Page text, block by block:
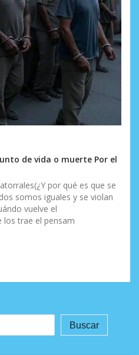
de vida o muerte Por el
por qué es que se
somos iguales y se violan
vuelve el
los trae el pensam
Buscar